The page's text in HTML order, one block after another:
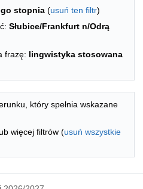
stopnia (usuń ten filtr)
Słubice/Frankfurt n/Odrą
frazę: lingwistyka stosowana
który spełnia wskazane
więcej filtrów (usuń wszystkie